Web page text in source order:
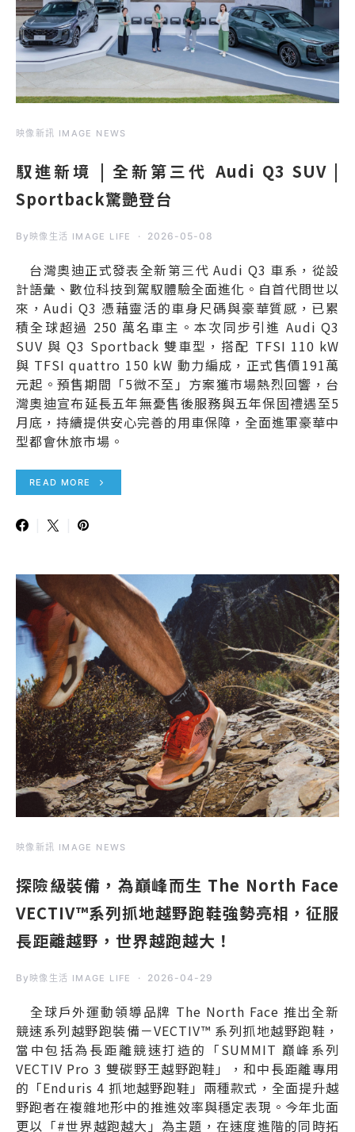
映像新訊 IMAGE NEWS
馭進新境 | 全新第三代 Audi Q3 SUV |
Sportback驚艷登台
By 映像生活 IMAGE LIFE 2026-05-08
台灣奧迪正式發表全新第三代 Audi Q3 車系，從設
計語彙、數位科技到駕馭體驗全面進化。自首代問世以
來，Audi Q3 憑藉靈活的車身尺碼與豪華質感，已累
積全球超過 250 萬名車主。本次同步引進 Audi Q3
SUV 與 Q3 Sportback 雙車型，搭配 TFSI 110 kW
與 TFSI quattro 150 kW 動力編成，正式售價191萬
元起。預售期間「5微不至」方案獲市場熱烈回響，台
灣奧迪宣布延長五年無憂售後服務與五年保固禮遇至5
月底，持續提供安心完善的用車保障，全面進軍豪華中
型都會休旅市場。
READ MORE
映像新訊 IMAGE NEWS
探險級裝備，為巔峰而生 The North Face
VECTIV™系列抓地越野跑鞋強勢亮相，征服
長距離越野，世界越跑越大！
By 映像生活 IMAGE LIFE 2026-04-29
全球戶外運動領導品牌 The North Face 推出全新
競速系列越野跑裝備－VECTIV™ 系列抓地越野跑鞋，
當中包括為長距離競速打造的「SUMMIT 巔峰系列
VECTIV Pro 3 雙碳野王越野跑鞋」，和中長距離專用
的「Enduris 4 抓地越野跑鞋」兩種款式，全面提升越
野跑者在複雜地形中的推進效率與穩定表現。今年北面
更以「#世界越跑越大」為主題，在速度進階的同時拓